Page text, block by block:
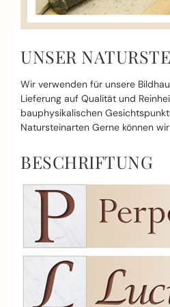
UNSER
Wir verwenden für unsere
Lieferung auf Qualität und
bauphysikalischen
Natursteinarten Gerne können
BESCHRIFTUNG